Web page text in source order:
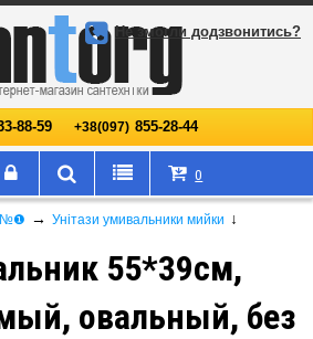
88-59 +38(097) 855-28-44
Не змогли додзвонитись?
0
№❶ → Унітази умивальники мийки ↓
55*39см,
овальный, без